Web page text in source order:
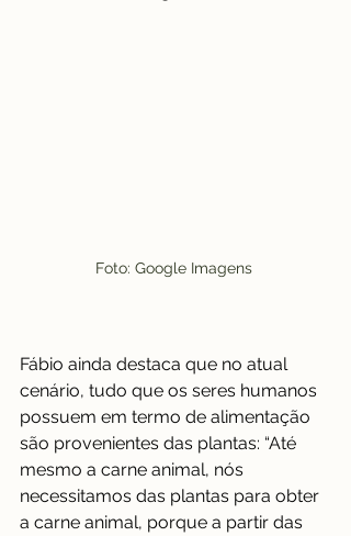
Foto: Google Imagens
Fábio ainda destaca que no atual
cenário, tudo que os seres humanos
possuem em termo de alimentação
são provenientes das plantas: “Até
mesmo a carne animal, nós
necessitamos das plantas para obter
a carne animal, porque a partir das